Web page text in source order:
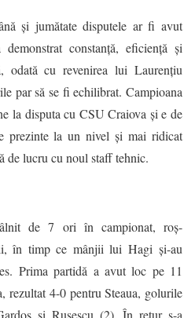
şi jumătate disputele ar fi avut
constanţă, eficiență şi
odată cu revenirea lui Laurenţiu
par să se fi echilibrat. Campioana
la disputa cu CSU Craiova şi e de
prezinte la un nivel şi mai ridicat
de lucru cu noul staff tehnic.
de 7 ori în campionat, roș-
în timp ce mânjii lui Hagi şi-au
Prima partidă a avut loc pe 11
rezultat 4-0 pentru Steaua, golurile
şi Rusescu (2). În retur s-a